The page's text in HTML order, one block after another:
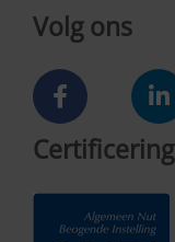
Volg ons
Certificering